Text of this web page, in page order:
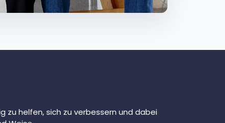
zu helfen, sich zu verbessern und dabei